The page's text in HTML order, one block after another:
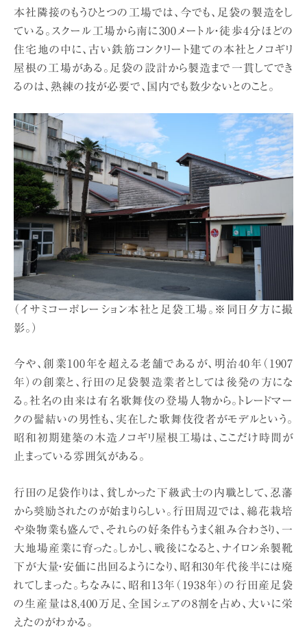
本社隣接のもうひとつの工場では、今でも、足袋の製造をし
ている。スクール工場から南に300メートル・徒歩4分ほどの
住宅地の中に、古い鉄筋コンクリート建ての本社とノコギリ
屋根の工場がある。足袋の設計から製造まで一貫してでき
るのは、熟練の技が必要で、国内でも数少ないとのこと。
（イサミコーポレーション本社と足袋工場。※同日夕方に撮
影。）
今や、創業100年を超える老舗であるが、明治40年（1907
年）の創業と、行田の足袋製造業者としては後発の方にな
る。社名の由来は有名歌舞伎の登場人物から。トレードマー
クの髷結いの男性も、実在した歌舞伎役者がモデルという。
昭和初期建築の木造ノコギリ屋根工場は、ここだけ時間が
止まっている雰囲気がある。
行田の足袋作りは、貧しかった下級武士の内職として、忍藩
から奨励されたのが始まりらしい。行田周辺では、綿花栽培
や染物業も盛んで、それらの好条件もうまく組み合わさり、一
大地場産業に育った。しかし、戦後になると、ナイロン糸製靴
下が大量・安価に出回るようになり、昭和30年代後半には廃
れてしまった。ちなみに、昭和13年（1938年）の行田産足袋
の生産量は8,400万足、全国シェアの8割を占め、大いに栄
えたのがわかる。